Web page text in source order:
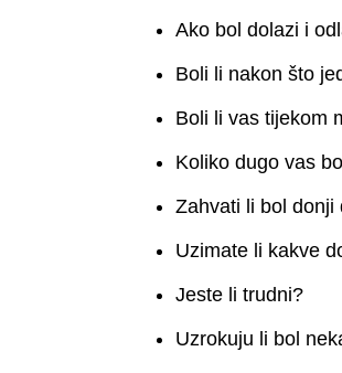
Ako bol dolazi i
Boli li nakon što
Boli li vas tijekom
Koliko dugo vas
Zahvati li bol donji
Uzimate li kakve
Jeste li trudni?
Uzrokuju li bol